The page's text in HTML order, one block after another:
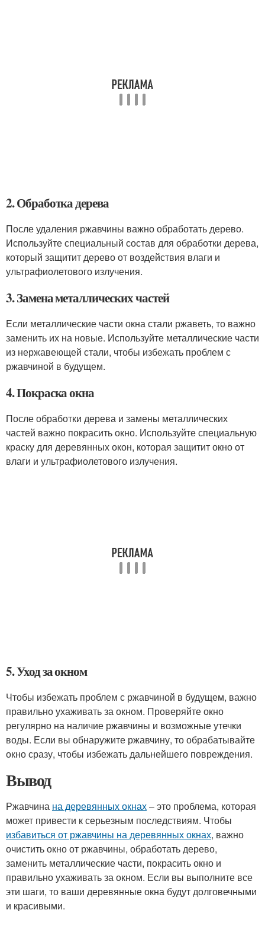
2. Обработка дерева
После удаления ржавчины важно обработать дерево.
Используйте специальный состав для обработки дерева,
который защитит дерево от воздействия влаги и
ультрафиолетового излучения.
3. Замена металлических частей
Если металлические части окна стали ржаветь, то важно
заменить их на новые. Используйте металлические части
из нержавеющей стали, чтобы избежать проблем с
ржавчиной в будущем.
4. Покраска окна
После обработки дерева и замены металлических
частей важно покрасить окно. Используйте специальную
краску для деревянных окон, которая защитит окно от
влаги и ультрафиолетового излучения.
5. Уход за окном
Чтобы избежать проблем с ржавчиной в будущем, важно
правильно ухаживать за окном. Проверяйте окно
регулярно на наличие ржавчины и возможные утечки
воды. Если вы обнаружите ржавчину, то обрабатывайте
окно сразу, чтобы избежать дальнейшего повреждения.
Вывод
Ржавчина на деревянных окнах– это проблема, которая
может привести к серьезным последствиям. Чтобы
избавиться от ржавчины на деревянных окнах, важно
очистить окно от ржавчины, обработать дерево,
заменить металлические части, покрасить окно и
правильно ухаживать за окном. Если вы выполните все
эти шаги, то ваши деревянные окна будут долговечными
и красивыми.